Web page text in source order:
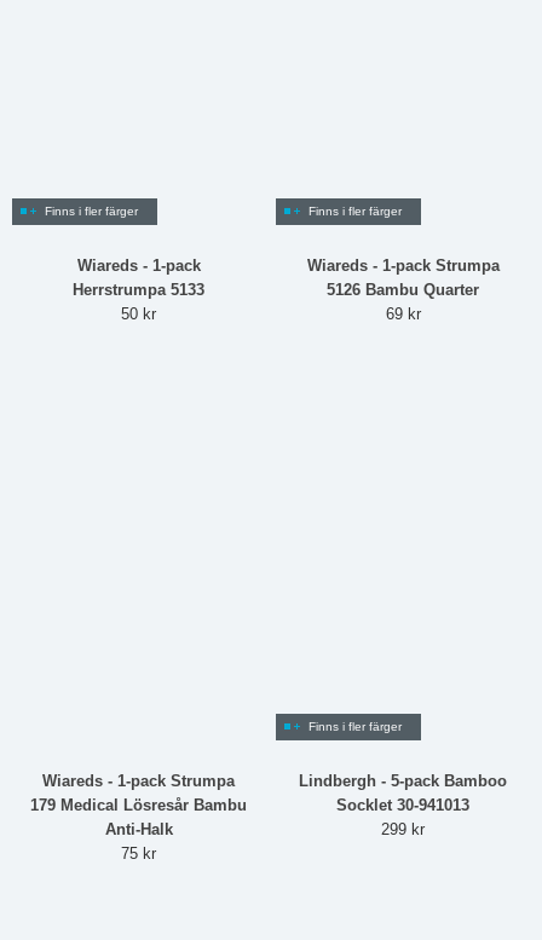
Finns i fler färger
Wiareds - 1-pack
Herrstrumpa 5133
50 kr
Finns i fler färger
Wiareds - 1-pack Strumpa
5126 Bambu Quarter
69 kr
Wiareds - 1-pack Strumpa
179 Medical Lösresår Bambu
Anti-Halk
75 kr
Finns i fler färger
Lindbergh - 5-pack Bamboo
Socklet 30-941013
299 kr